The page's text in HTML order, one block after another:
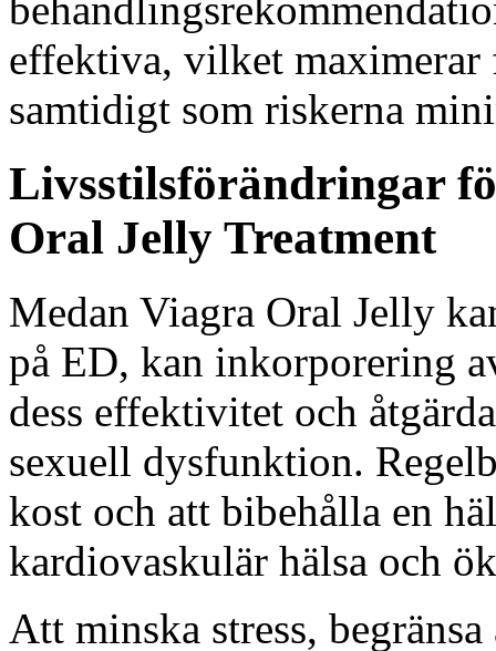
effektiva, vilket maximerar
samtidigt som riskerna
Livsstilsförändringar
Oral Jelly Treatment
Medan Viagra Oral Jelly
på ED, kan inkorporering
dess effektivitet och
sexuell dysfunktion.
kost och att bibehålla en
kardiovaskulär hälsa och
Att minska stress,